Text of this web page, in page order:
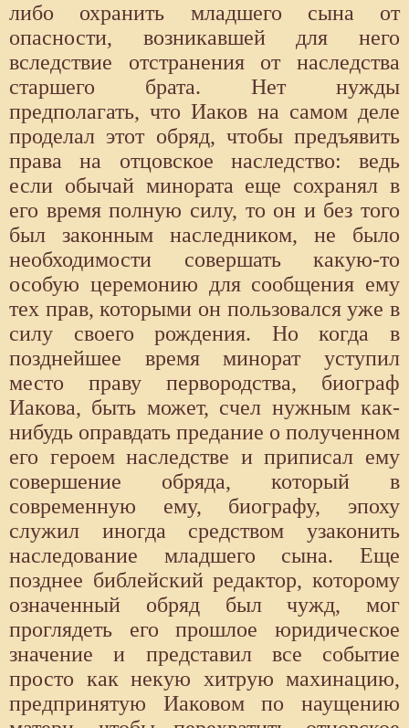
либо охранить младшего сына от
опасности, возникавшей для него
вследствие отстранения от наследства
старшего брата. Нет нужды
предполагать, что Иаков на самом деле
проделал этот обряд, чтобы предъявить
права на отцовское наследство: ведь
если обычай минората еще сохранял в
его время полную силу, то он и без того
был законным наследником, не было
необходимости совершать какую-то
особую церемонию для сообщения ему
тех прав, которыми он пользовался уже в
силу своего рождения. Но когда в
позднейшее время минорат уступил
место праву первородства, биограф
Иакова, быть может, счел нужным как-
нибудь оправдать предание о полученном
его героем наследстве и приписал ему
совершение обряда, который в
современную ему, биографу, эпоху
служил иногда средством узаконить
наследование младшего сына. Еще
позднее библейский редактор, которому
означенный обряд был чужд, мог
проглядеть его прошлое юридическое
значение и представил все событие
просто как некую хитрую махинацию,
предпринятую Иаковом по наущению